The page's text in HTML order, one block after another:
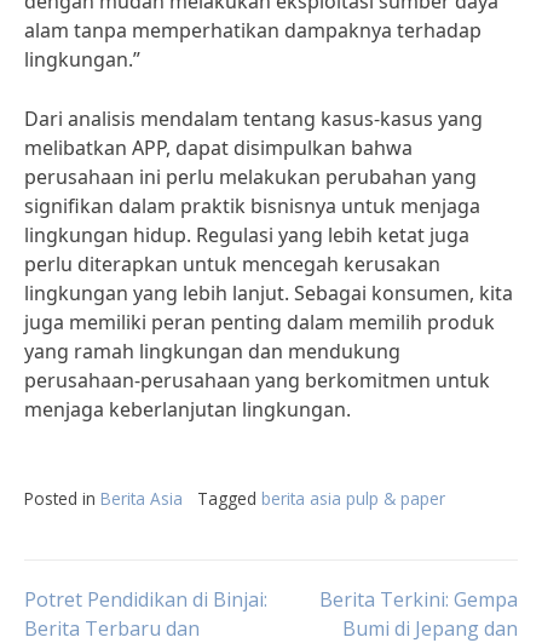
alam tanpa memperhatikan dampaknya terhadap
lingkungan.”
Dari analisis mendalam tentang kasus-kasus yang
melibatkan APP, dapat disimpulkan bahwa
perusahaan ini perlu melakukan perubahan yang
signifikan dalam praktik bisnisnya untuk menjaga
lingkungan hidup. Regulasi yang lebih ketat juga
perlu diterapkan untuk mencegah kerusakan
lingkungan yang lebih lanjut. Sebagai konsumen, kita
juga memiliki peran penting dalam memilih produk
yang ramah lingkungan dan mendukung
perusahaan-perusahaan yang berkomitmen untuk
menjaga keberlanjutan lingkungan.
Posted in Berita Asia Tagged berita asia pulp & paper
Post
Potret Pendidikan di Binjai:
Berita Terbaru dan
Berita Terkini: Gempa
Bumi di Jepang dan